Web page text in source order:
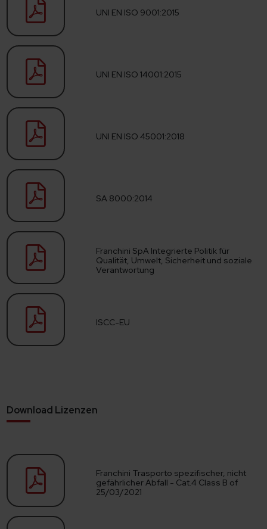
UNI EN ISO 9001:2015
UNI EN ISO 14001:2015
UNI EN ISO 45001:2018
SA 8000:2014
Franchini SpA Integrierte Politik für
Qualität, Umwelt, Sicherheit und soziale
Verantwortung
ISCC-EU
Download Lizenzen
Franchini Trasporto spezifischer, nicht
gefährlicher Abfall - Cat.4 Class B of
25/03/2021